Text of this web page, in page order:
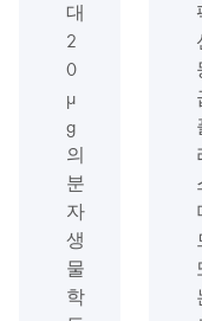
대
2
0
µ
g
의
분
자
생
물
학